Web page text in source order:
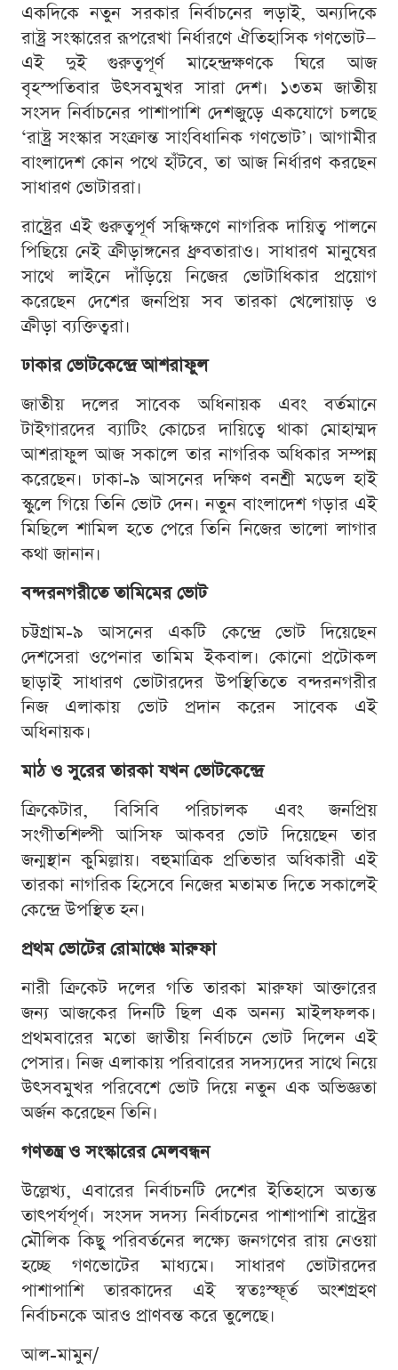
একদিকে নতুন সরকার নির্বাচনের লড়াই, অন্যদিকে
রাষ্ট্র সংস্কারের রূপরেখা নির্ধারণে ঐতিহাসিক গণভোট—
এই দুই গুরুত্বপূর্ণ মাহেন্দ্রক্ষণকে ঘিরে আজ
বৃহস্পতিবার উৎসবমুখর সারা দেশ। ১৩তম জাতীয়
সংসদ নির্বাচনের পাশাপাশি দেশজুড়ে একযোগে চলছে
‘রাষ্ট্র সংস্কার সংক্রান্ত সাংবিধানিক গণভোট’। আগামীর
বাংলাদেশ কোন পথে হাঁটবে, তা আজ নির্ধারণ করছেন
সাধারণ ভোটাররা।
রাষ্ট্রের এই গুরুত্বপূর্ণ সন্ধিক্ষণে নাগরিক দায়িত্ব পালনে
পিছিয়ে নেই ক্রীড়াঙ্গনের ধ্রুবতারাও। সাধারণ মানুষের
সাথে লাইনে দাঁড়িয়ে নিজের ভোটাধিকার প্রয়োগ
করেছেন দেশের জনপ্রিয় সব তারকা খেলোয়াড় ও
ক্রীড়া ব্যক্তিত্বরা।
ঢাকার ভোটকেন্দ্রে আশরাফুল
জাতীয় দলের সাবেক অধিনায়ক এবং বর্তমানে
টাইগারদের ব্যাটিং কোচের দায়িত্বে থাকা মোহাম্মদ
আশরাফুল আজ সকালে তার নাগরিক অধিকার সম্পন্ন
করেছেন। ঢাকা-৯ আসনের দক্ষিণ বনশ্রী মডেল হাই
স্কুলে গিয়ে তিনি ভোট দেন। নতুন বাংলাদেশ গড়ার এই
মিছিলে শামিল হতে পেরে তিনি নিজের ভালো লাগার
কথা জানান।
বন্দরনগরীতে তামিমের ভোট
চট্টগ্রাম-৯ আসনের একটি কেন্দ্রে ভোট দিয়েছেন
দেশসেরা ওপেনার তামিম ইকবাল। কোনো প্রটোকল
ছাড়াই সাধারণ ভোটারদের উপস্থিতিতে বন্দরনগরীর
নিজ এলাকায় ভোট প্রদান করেন সাবেক এই
অধিনায়ক।
মাঠ ও সুরের তারকা যখন ভোটকেন্দ্রে
ক্রিকেটার, বিসিবি পরিচালক এবং জনপ্রিয়
সংগীতশিল্পী আসিফ আকবর ভোট দিয়েছেন তার
জন্মস্থান কুমিল্লায়। বহুমাত্রিক প্রতিভার অধিকারী এই
তারকা নাগরিক হিসেবে নিজের মতামত দিতে সকালেই
কেন্দ্রে উপস্থিত হন।
প্রথম ভোটের রোমাঞ্চে মারুফা
নারী ক্রিকেট দলের গতি তারকা মারুফা আক্তারের
জন্য আজকের দিনটি ছিল এক অনন্য মাইলফলক।
প্রথমবারের মতো জাতীয় নির্বাচনে ভোট দিলেন এই
পেসার। নিজ এলাকায় পরিবারের সদস্যদের সাথে নিয়ে
উৎসবমুখর পরিবেশে ভোট দিয়ে নতুন এক অভিজ্ঞতা
অর্জন করেছেন তিনি।
গণতন্ত্র ও সংস্কারের মেলবন্ধন
উল্লেখ্য, এবারের নির্বাচনটি দেশের ইতিহাসে অত্যন্ত
তাৎপর্যপূর্ণ। সংসদ সদস্য নির্বাচনের পাশাপাশি রাষ্ট্রের
মৌলিক কিছু পরিবর্তনের লক্ষ্যে জনগণের রায় নেওয়া
হচ্ছে গণভোটের মাধ্যমে। সাধারণ ভোটারদের
পাশাপাশি তারকাদের এই স্বতঃস্ফূর্ত অংশগ্রহণ
নির্বাচনকে আরও প্রাণবন্ত করে তুলেছে।
আল-মামুন/